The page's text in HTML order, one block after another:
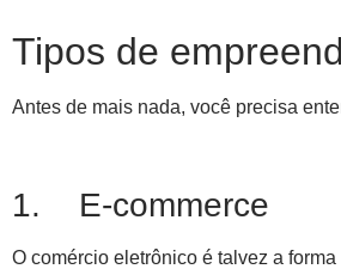
Tipos de
Antes de mais nada, você precisa
1. E-commerce
O comércio eletrônico é talvez a